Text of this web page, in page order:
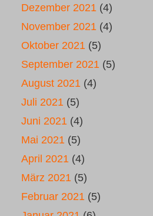
Dezember 2021 (4)
November 2021 (4)
Oktober 2021 (5)
September 2021 (5)
August 2021 (4)
Juli 2021 (5)
Juni 2021 (4)
Mai 2021 (5)
April 2021 (4)
März 2021 (5)
Februar 2021 (5)